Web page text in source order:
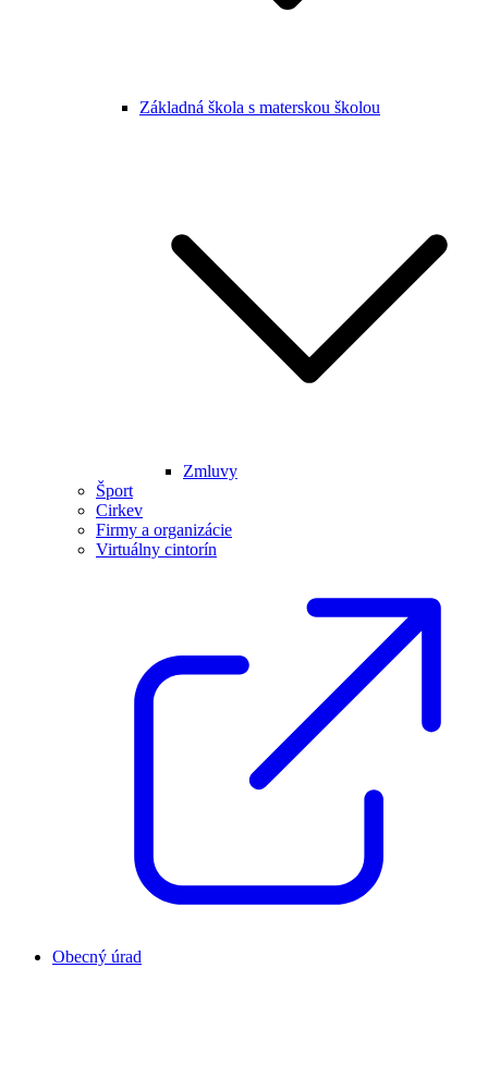
Základná škola s materskou školou
Zmluvy
Šport
Cirkev
Firmy a organizácie
Virtuálny cintorín
Obecný úrad